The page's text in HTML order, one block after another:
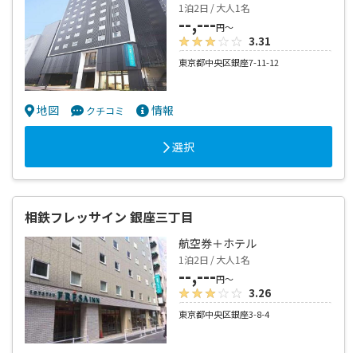
1泊2日 / 大人1名
--,---円～
3.31
東京都中央区銀座7-11-12
地図 クチコミ 情報
選択
相鉄フレッサイン 銀座三丁目
航空券＋ホテル
1泊2日 / 大人1名
--,---円～
3.26
東京都中央区銀座3-8-4